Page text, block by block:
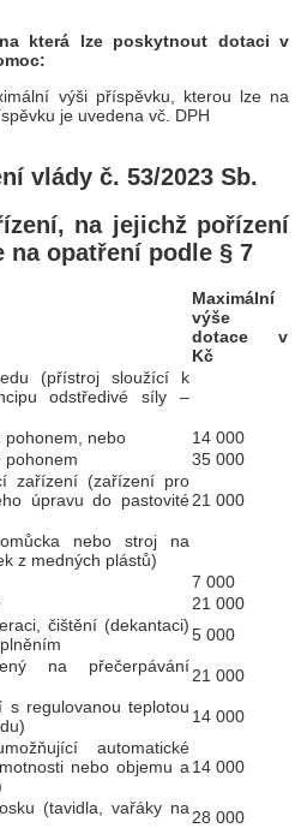
která lze poskytnout dotaci v
výši příspěvku, kterou lze na
je uvedena vč. DPH
vlády č. 53/2023 Sb.
na jejichž pořízení
na opatření podle § 7
Maximální
výše
dotace v
Kč
(přístroj sloužící k
odstředivé síly –
pohonem, nebo
14 000
pohonem
35 000
zařízení (zařízení pro
úpravu do pastovité21 000
nebo stroj na
z medných plástů)
7 000
21 000
čištění (dekantaci)5 000
na přečerpávání21 000
s regulovanou teplotou 14 000
automatické
nebo objemu a 14 000
(tavidla, vařáky na 28 000